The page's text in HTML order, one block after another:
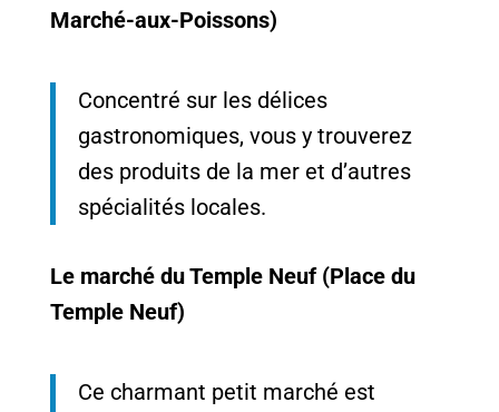
Marché-aux-Poissons)
Concentré sur les délices
gastronomiques, vous y trouverez
des produits de la mer et d’autres
spécialités locales.
Le marché du Temple Neuf (Place du
Temple Neuf)
Ce charmant petit marché est